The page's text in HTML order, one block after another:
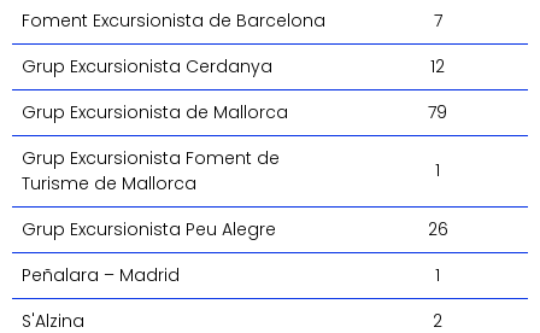
Foment Excursionista de Barcelona
7
Grup Excursionista Cerdanya
12
Grup Excursionista de Mallorca
79
Grup Excursionista Foment de
Turisme de Mallorca
1
Grup Excursionista Peu Alegre
26
Peñalara – Madrid
1
S'Alzina
2